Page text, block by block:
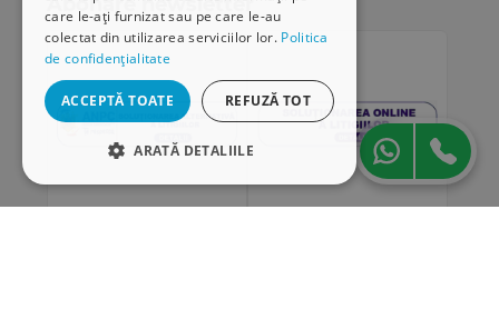
care le-ați furnizat sau pe care le-au
colectat din utilizarea serviciilor lor. Politica
de confidențialitate
ACCEPTĂ TOATE REFUZĂ TOT
ARATĂ DETALIILE